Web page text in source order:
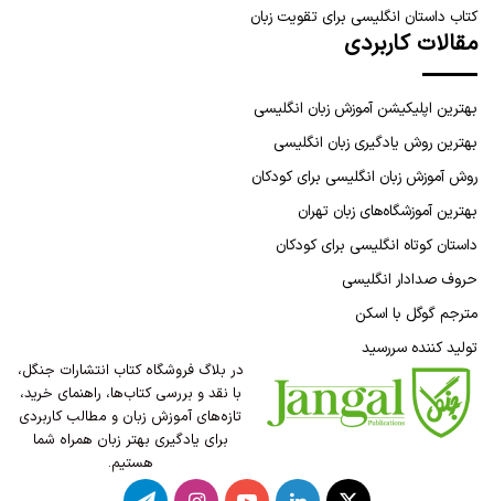
کتاب داستان انگلیسی برای تقویت زبان
مقالات کاربردی
بهترین اپلیکیشن آموزش زبان انگلیسی
بهترین روش یادگیری زبان انگلیسی
روش آموزش زبان انگلیسی برای کودکان
بهترین آموزشگاه‌های زبان تهران
داستان کوتاه انگلیسی برای کودکان
حروف صدادار انگلیسی
مترجم گوگل با اسکن
تولید کننده سررسید
در بلاگ فروشگاه کتاب انتشارات جنگل،
با نقد و بررسی کتاب‌ها، راهنمای خرید،
تازه‌های آموزش زبان و مطالب کاربردی
برای یادگیری بهتر زبان همراه شما
هستیم.